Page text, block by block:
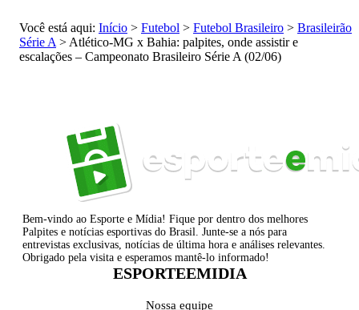
Você está aqui: Início > Futebol > Futebol Brasileiro > Brasileirão
Série A > Atlético-MG x Bahia: palpites, onde assistir e
escalações – Campeonato Brasileiro Série A (02/06)
Bem-vindo ao Esporte e Mídia! Fique por dentro dos melhores
Palpites e notícias esportivas do Brasil. Junte-se a nós para
entrevistas exclusivas, notícias de última hora e análises relevantes.
Obrigado pela visita e esperamos mantê-lo informado!
ESPORTEEMIDIA
Nossa equipe